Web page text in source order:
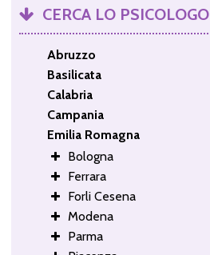
CERCA LO PSICOLOGO
Abruzzo
Basilicata
Calabria
Campania
Emilia Romagna
Bologna
Ferrara
Forli Cesena
Modena
Parma